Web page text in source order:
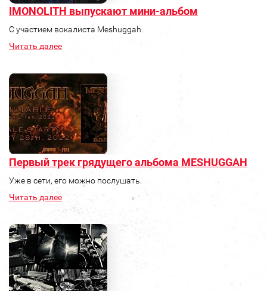
IMONOLITH выпускают мини-альбом
С участием вокалиста Meshuggah.
Читать далее
Первый трек грядущего альбома MESHUGGAH
Уже в сети, его можно послушать.
Читать далее